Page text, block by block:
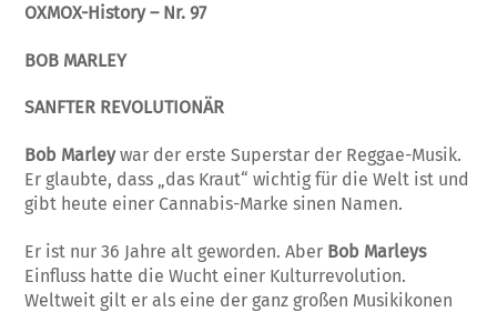
OXMOX-History – Nr. 97
BOB MARLEY
SANFTER REVOLUTIONÄR
Bob Marleywar der erste Superstar der Reggae-Musik.
Er glaubte, dass „das Kraut“ wichtig für die Welt ist und
gibt heute einer Cannabis-Marke sinen Namen.
Er ist nur 36 Jahre alt geworden. Aber Bob Marleys
Einfluss hatte die Wucht einer Kulturrevolution.
Weltweit gilt er als eine der ganz großen Musikikonen